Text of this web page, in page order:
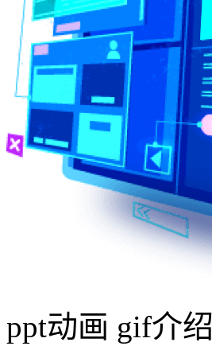
ppt动画 gif介绍